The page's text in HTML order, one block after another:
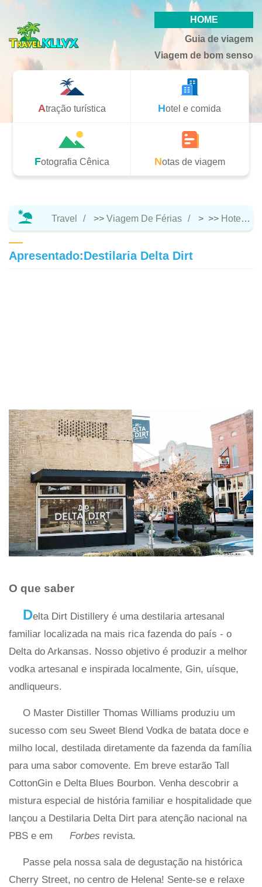
HOME
Guia de viagem
Viagem de bom senso
Atração turística Hotel e comida
Fotografia Cênica Notas de viagem
Travel >> Viagem De Férias > >> Hotel E Comida
Apresentado:Destilaria Delta Dirt
O que saber
Delta Dirt Distillery é uma destilaria artesanal
familiar localizada na mais rica fazenda do país - o
Delta do Arkansas. Nosso objetivo é produzir a melhor
vodka artesanal e inspirada localmente, Gin, uísque,
andliqueurs.
O Master Distiller Thomas Williams produziu um
sucesso com seu Sweet Blend Vodka de batata doce e
milho local, destilada diretamente da fazenda da família
para uma sabor comovente. Em breve estarão Tall
CottonGin e Delta Blues Bourbon. Venha descobrir a
mistura especial de história familiar e hospitalidade que
lançou a Destilaria Delta Dirt para atenção nacional na
PBS e em
Forbes revista.
Passe pela nossa sala de degustação na histórica
Cherry Street, no centro de Helena! Sente-se e relaxe